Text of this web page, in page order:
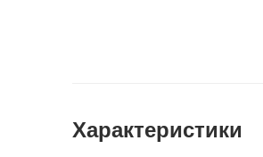
Характеристики